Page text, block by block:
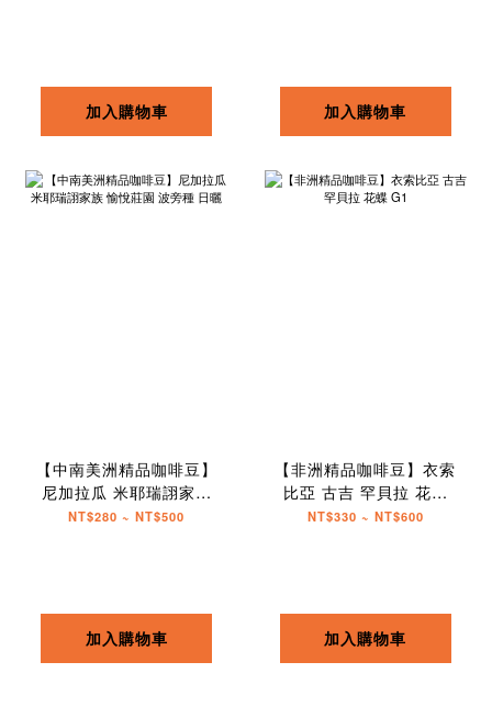
加入購物車 加入購物車
【中南美洲精品咖啡豆】
尼加拉瓜 米耶瑞詡家族
愉悅莊園 波旁種 日曬
NT$280 ~ NT$500
加入購物車
【非洲精品咖啡豆】衣索
比亞 古吉 罕貝拉 花蝶
G1
NT$330 ~ NT$600
加入購物車